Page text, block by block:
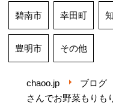
碧南市 幸田町
豊明市 その他
chaoo.jp ブログ
さんでお野菜もりも